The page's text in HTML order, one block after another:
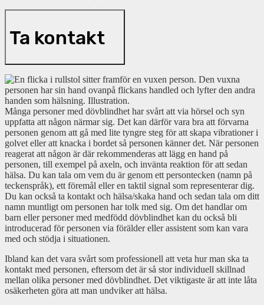
Ta kontakt
Många personer med dövblindhet har svårt att via hörsel och syn
uppfatta att någon närmar sig. Det kan därför vara bra att förvarna
personen genom att gå med lite tyngre steg för att skapa vibrationer i
golvet eller att knacka i bordet så personen känner det. När personen
reagerat att någon är där rekommenderas att lägg en hand på
personen, till exempel på axeln, och invänta reaktion för att sedan
hälsa. Du kan tala om vem du är genom ett persontecken (namn på
teckenspråk), ett föremål eller en taktil signal som representerar dig.
Du kan också ta kontakt och hälsa/skaka hand och sedan tala om ditt
namn muntligt om personen har tolk med sig. Om det handlar om
barn eller personer med medfödd dövblindhet kan du också bli
introducerad för personen via förälder eller assistent som kan vara
med och stödja i situationen.
Ibland kan det vara svårt som professionell att veta hur man ska ta
kontakt med personen, eftersom det är så stor individuell skillnad
mellan olika personer med dövblindhet. Det viktigaste är att inte låta
osäkerheten göra att man undviker att hälsa.